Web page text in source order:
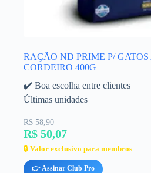
RAÇÃO ND PRIME P/
CORDEIRO 400G
✔️ Boa escolha entre clientes
Últimas unidades
R$ 58,90
R$ 50,07
🔒 Valor exclusivo para membros
👉 Assinar Club Pro